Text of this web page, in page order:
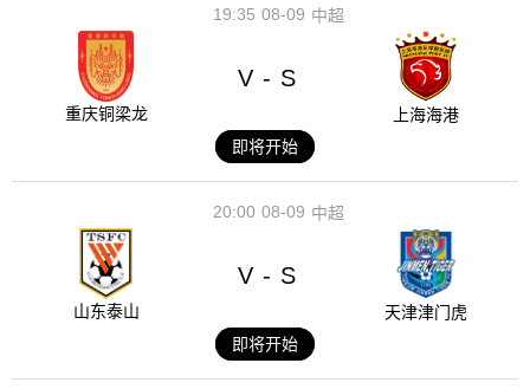
08-09
19:35 中超
重庆铜梁龙
V - S
上海海港
即将开始
08-09
20:00 中超
山东泰山
V - S
天津津门虎
即将开始